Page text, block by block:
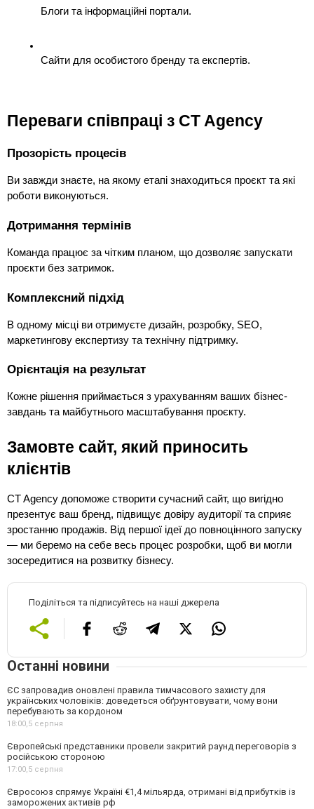
Блоги та інформаційні портали.
Сайти для особистого бренду та експертів.
Переваги співпраці з CT Agency
Прозорість процесів
Ви завжди знаєте, на якому етапі знаходиться проєкт та які
роботи виконуються.
Дотримання термінів
Команда працює за чітким планом, що дозволяє запускати
проєкти без затримок.
Комплексний підхід
В одному місці ви отримуєте дизайн, розробку, SEO,
маркетингову експертизу та технічну підтримку.
Орієнтація на результат
Кожне рішення приймається з урахуванням ваших бізнес-
завдань та майбутнього масштабування проєкту.
Замовте сайт, який приносить
клієнтів
CT Agency допоможе створити сучасний сайт, що вигідно
презентує ваш бренд, підвищує довіру аудиторії та сприяє
зростанню продажів. Від першої ідеї до повноцінного запуску
— ми беремо на себе весь процес розробки, щоб ви могли
зосередитися на розвитку бізнесу.
Поділіться та підписуйтесь на наші джерела
Останні новини
ЄС запровадив оновлені правила тимчасового захисту для
українських чоловіків: доведеться обґрунтовувати, чому вони
перебувають за кордоном
18:00,5 серпня
Європейські представники провели закритий раунд переговорів з
російською стороною
17:00,5 серпня
Євросоюз спрямує Україні €1,4 мільярда, отримані від прибутків із
заморожених активів рф